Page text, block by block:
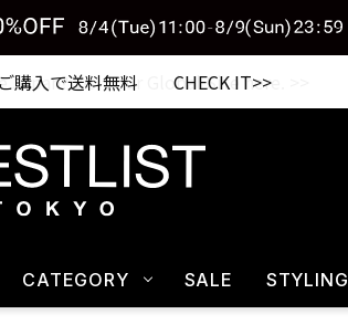
購入で送料無料 CHECK IT>>
CATEGORY SALE STYLING